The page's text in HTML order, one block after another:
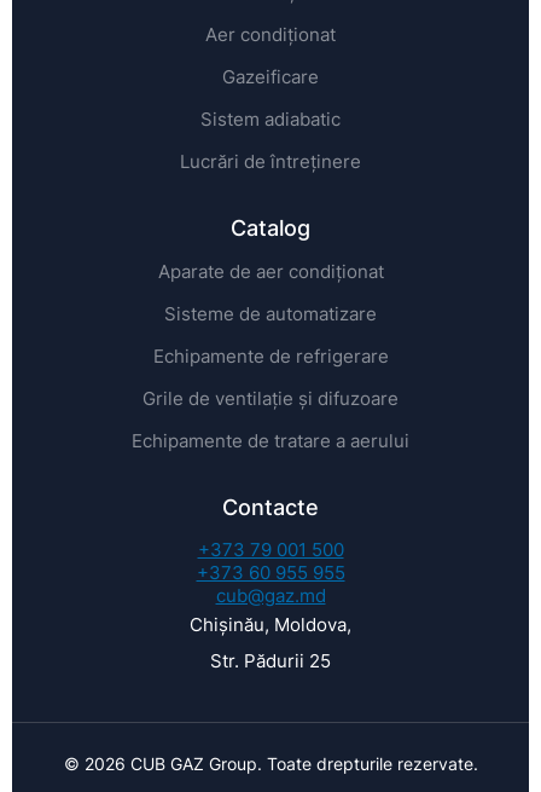
Aer condiționat
Gazeificare
Sistem adiabatic
Lucrări de întreținere
Catalog
Aparate de aer condiționat
Sisteme de automatizare
Echipamente de refrigerare
Grile de ventilație și difuzoare
Echipamente de tratare a aerului
Contacte
+373 79 001 500
+373 60 955 955
cub@gaz.md
Chișinău, Moldova,
Str. Pădurii 25
© 2026 CUB GAZ Group. Toate drepturile rezervate.